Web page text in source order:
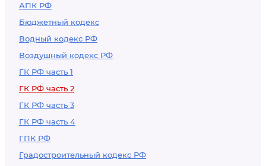
АПК РФ
Бюджетный кодекс
Водный кодекс РФ
Воздушный кодекс РФ
ГК РФ часть 1
ГК РФ часть 2
ГК РФ часть 3
ГК РФ часть 4
ГПК РФ
Градостроительный кодекс РФ